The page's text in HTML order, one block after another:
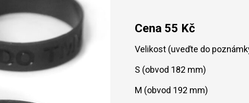
Cena 55 Kč
Velikost (uveďte do
S (obvod 182 mm)
M (obvod 192 mm)